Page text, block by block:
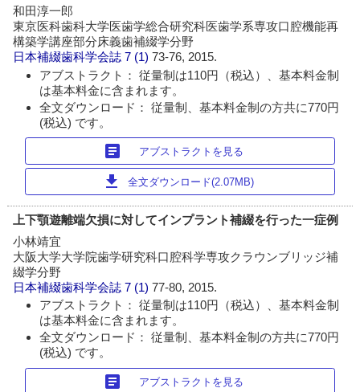
和田淳一郎
東京医科歯科大学医歯学総合研究科医歯学系専攻口腔機能再
構築学講座部分床義歯補綴学分野
日本補綴歯科学会誌 7 (1)73-76, 2015.
アブストラクト： 従量制は110円（税込）、基本料金制
は基本料金に含まれます。
全文ダウンロード： 従量制、基本料金制の方共に770円
(税込) です。
article アブストラクトを見る
download 全文ダウンロード(2.07MB)
上下顎遊離端欠損に対してインプラント補綴を行った一症例
小林靖宜
大阪大学大学院歯学研究科口腔科学専攻クラウンブリッジ補
綴学分野
日本補綴歯科学会誌 7 (1)77-80, 2015.
アブストラクト： 従量制は110円（税込）、基本料金制
は基本料金に含まれます。
全文ダウンロード： 従量制、基本料金制の方共に770円
(税込) です。
article アブストラクトを見る